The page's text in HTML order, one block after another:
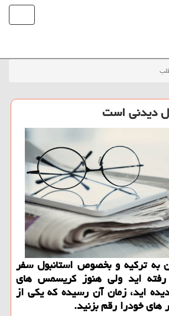
دیدنی است
به تركیه و بخصوص استانبول سفر
رفته اید ولی هنوز كریسمس های
اید، زمان آن رسیده كه یكی از
های خودرا رقم بزنید.